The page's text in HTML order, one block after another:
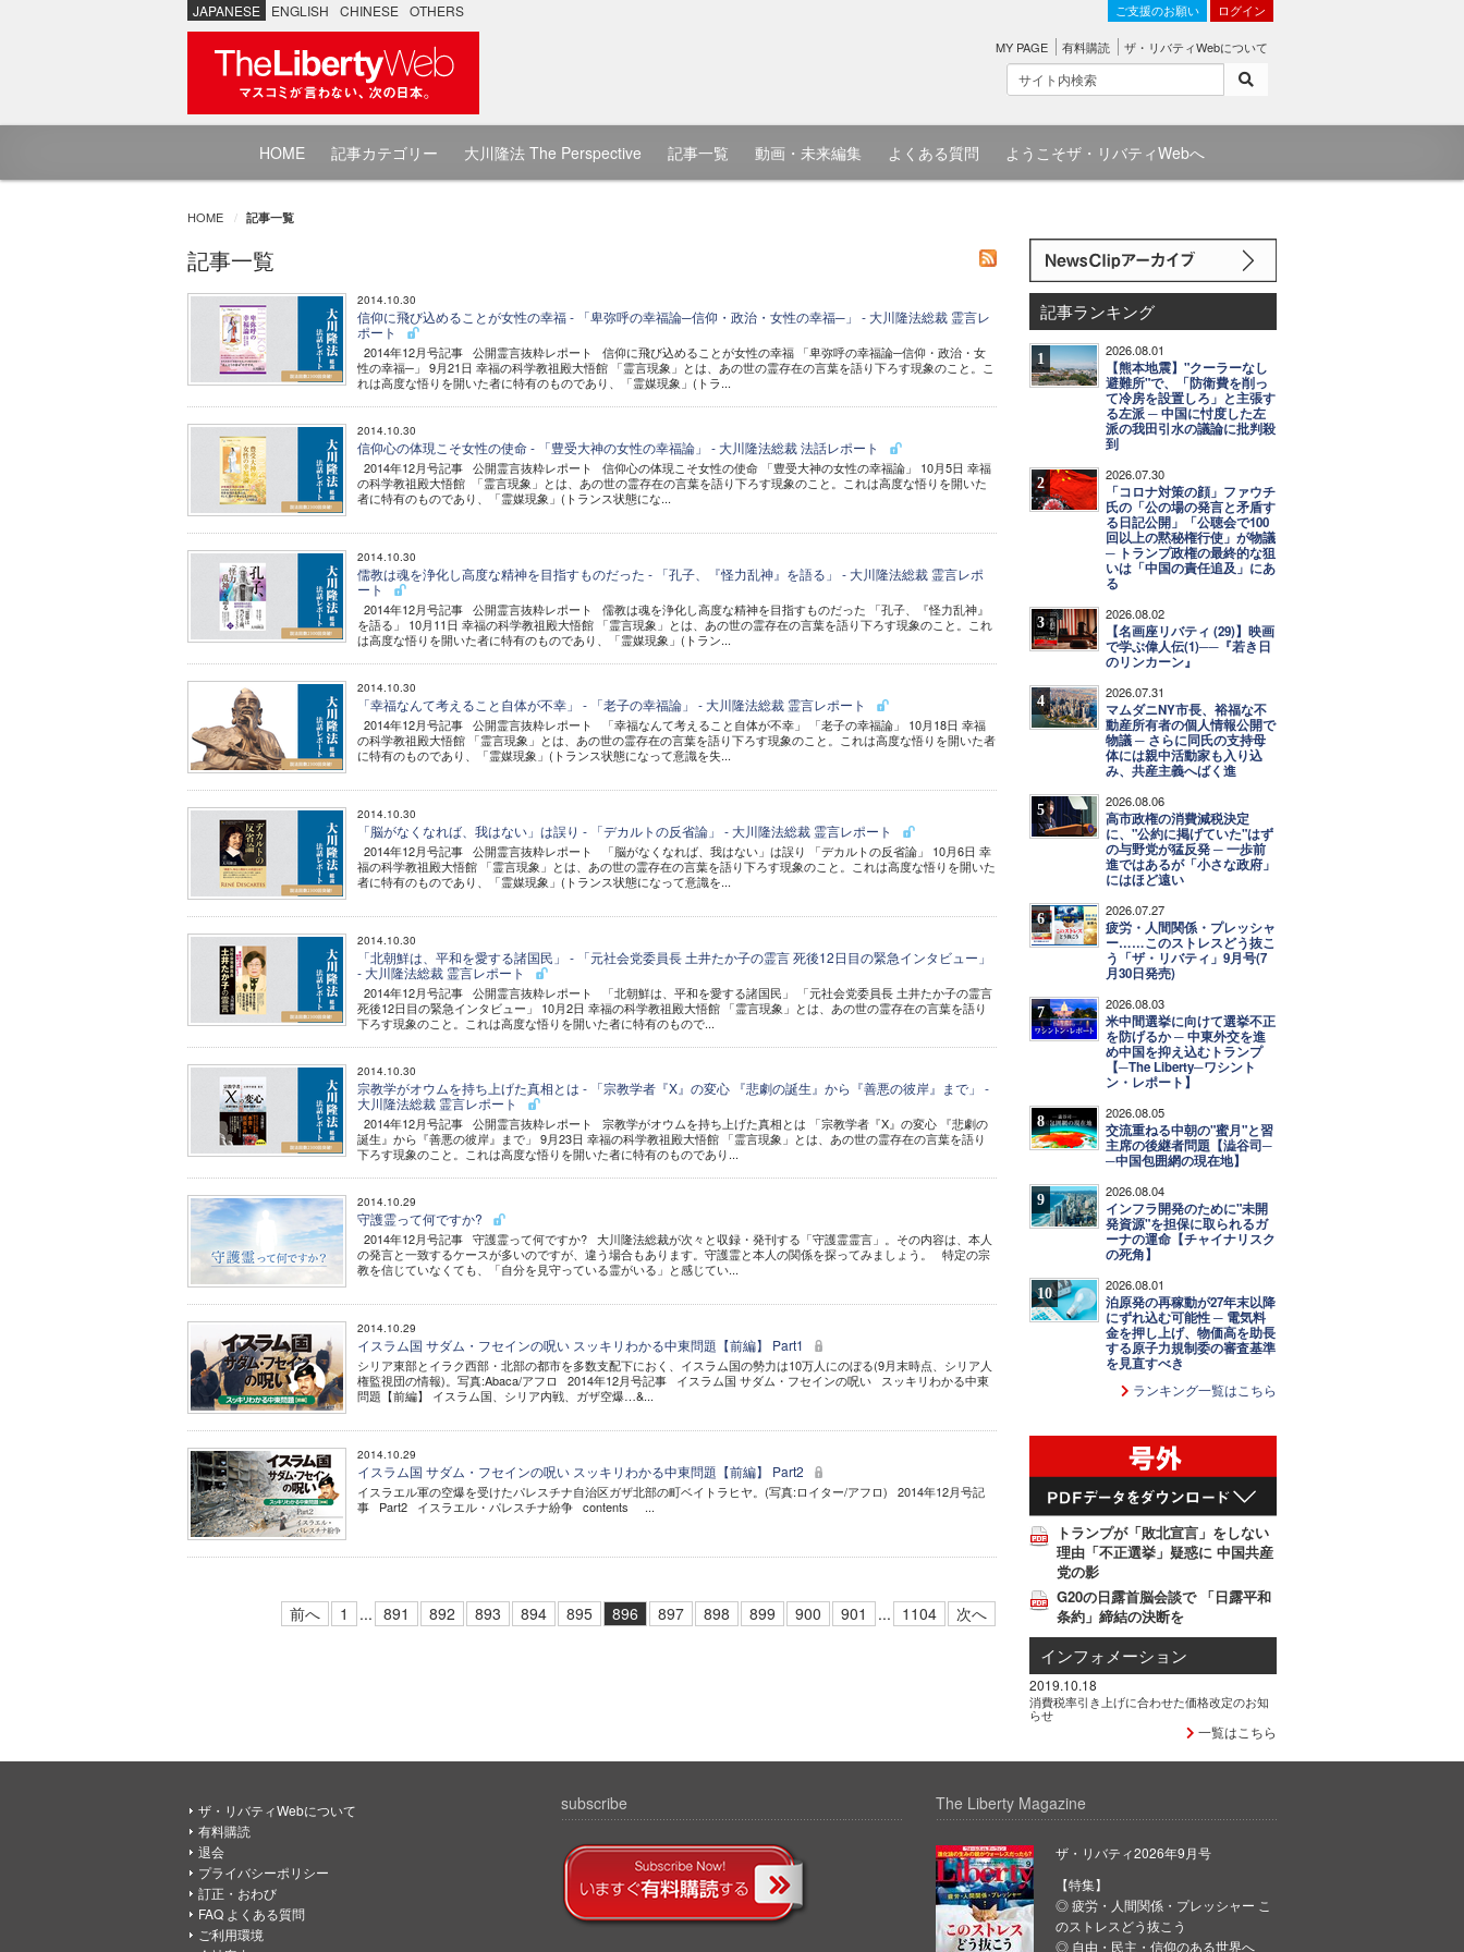
JAPANESE ENGLISH CHINESE OTHERS ご支援のお願い ログイン
MY PAGE 有料購読 ザ・リバティWebについて
HOME 記事カテゴリー 大川隆法 The Perspective 記事一覧 動画・未来編集 よくある質問 ようこそザ・リバティWebへ
HOME 記事一覧
記事一覧
2014.10.30
信仰に飛び込めることが女性の幸福 - 「卑弥呼の幸福論─信仰・政治・女性の幸福─」 - 大川隆法総裁 霊言レ
ポート
2014年12月号記事 公開霊言抜粋レポート 信仰に飛び込めることが女性の幸福 「卑弥呼の幸福論─信仰・政治・女
性の幸福─」 9月21日 幸福の科学教祖殿大悟館 「霊言現象」とは、あの世の霊存在の言葉を語り下ろす現象のこと。こ
れは高度な悟りを開いた者に特有のものであり、「霊媒現象」(トラ...
2014.10.30
信仰心の体現こそ女性の使命 - 「豊受大神の女性の幸福論」 - 大川隆法総裁 法話レポート
2014年12月号記事 公開霊言抜粋レポート 信仰心の体現こそ女性の使命 「豊受大神の女性の幸福論」 10月5日 幸福
の科学教祖殿大悟館 「霊言現象」とは、あの世の霊存在の言葉を語り下ろす現象のこと。これは高度な悟りを開いた
者に特有のものであり、「霊媒現象」(トランス状態にな...
2014.10.30
儒教は魂を浄化し高度な精神を目指すものだった - 「孔子、『怪力乱神』を語る」 - 大川隆法総裁 霊言レポ
ート
2014年12月号記事 公開霊言抜粋レポート 儒教は魂を浄化し高度な精神を目指すものだった 「孔子、『怪力乱神』
を語る」 10月11日 幸福の科学教祖殿大悟館 「霊言現象」とは、あの世の霊存在の言葉を語り下ろす現象のこと。これ
は高度な悟りを開いた者に特有のものであり、「霊媒現象」(トラン...
2014.10.30
「幸福なんて考えること自体が不幸」 - 「老子の幸福論」 - 大川隆法総裁 霊言レポート
2014年12月号記事 公開霊言抜粋レポート 「幸福なんて考えること自体が不幸」 「老子の幸福論」 10月18日 幸福
の科学教祖殿大悟館 「霊言現象」とは、あの世の霊存在の言葉を語り下ろす現象のこと。これは高度な悟りを開いた者
に特有のものであり、「霊媒現象」(トランス状態になって意識を失...
2014.10.30
「脳がなくなれば、我はない」は誤り - 「デカルトの反省論」 - 大川隆法総裁 霊言レポート
2014年12月号記事 公開霊言抜粋レポート 「脳がなくなれば、我はない」は誤り 「デカルトの反省論」 10月6日 幸
福の科学教祖殿大悟館 「霊言現象」とは、あの世の霊存在の言葉を語り下ろす現象のこと。これは高度な悟りを開いた
者に特有のものであり、「霊媒現象」(トランス状態になって意識を...
2014.10.30
「北朝鮮は、平和を愛する諸国民」 - 「元社会党委員長 土井たか子の霊言 死後12日目の緊急インタビュー」
- 大川隆法総裁 霊言レポート
2014年12月号記事 公開霊言抜粋レポート 「北朝鮮は、平和を愛する諸国民」 「元社会党委員長 土井たか子の霊言
死後12日目の緊急インタビュー」 10月2日 幸福の科学教祖殿大悟館 「霊言現象」とは、あの世の霊存在の言葉を語り
下ろす現象のこと。これは高度な悟りを開いた者に特有のもので...
2014.10.30
宗教学がオウムを持ち上げた真相とは - 「宗教学者『X』の変心 『悲劇の誕生』から『善悪の彼岸』まで」 -
大川隆法総裁 霊言レポート
2014年12月号記事 公開霊言抜粋レポート 宗教学がオウムを持ち上げた真相とは 「宗教学者『X』の変心 『悲劇の
誕生』から『善悪の彼岸』まで」 9月23日 幸福の科学教祖殿大悟館 「霊言現象」とは、あの世の霊存在の言葉を語り
下ろす現象のこと。これは高度な悟りを開いた者に特有のものであり...
2014.10.29
守護霊って何ですか?
2014年12月号記事 守護霊って何ですか? 大川隆法総裁が次々と収録・発刊する「守護霊霊言」。その内容は、本人
の発言と一致するケースが多いのですが、違う場合もあります。守護霊と本人の関係を探ってみましょう。 特定の宗
教を信じていなくても、「自分を見守っている霊がいる」と感じてい...
2014.10.29
イスラム国 サダム・フセインの呪い スッキリわかる中東問題【前編】 Part1
シリア東部とイラク西部・北部の都市を多数支配下におく、イスラム国の勢力は10万人にのぼる(9月末時点、シリア人
権監視団の情報)。写真:Abaca/アフロ 2014年12月号記事 イスラム国 サダム・フセインの呪い スッキリわかる中東
問題【前編】 イスラム国、シリア内戦、ガザ空爆…&...
2014.10.29
イスラム国 サダム・フセインの呪い スッキリわかる中東問題【前編】 Part2
イスラエル軍の空爆を受けたパレスチナ自治区ガザ北部の町ベイトラヒヤ。(写真:ロイター/アフロ) 2014年12月号記
事 Part2 イスラエル・パレスチナ紛争 contents ...
前へ 1 ... 891 892 893 894 895 896 897 898 899 900 901 ... 1104 次へ
記事ランキング
1 2026.08.01
【熊本地震】"クーラーなし
避難所"で、「防衛費を削っ
て冷房を設置しろ」と主張す
る左派 ─ 中国に忖度した左
派の我田引水の議論に批判殺
到
2 2026.07.30
「コロナ対策の顔」ファウチ
氏の「公の場の発言と矛盾す
る日記公開」「公聴会で100
回以上の黙秘権行使」が物議
─ トランプ政権の最終的な狙
いは「中国の責任追及」にあ
る
3 2026.08.02
【名画座リバティ (29)】映画
で学ぶ偉人伝(1)──『若き日
のリンカーン』
4 2026.07.31
マムダニNY市長、裕福な不
動産所有者の個人情報公開で
物議 ─ さらに同氏の支持母
体には親中活動家も入り込
み、共産主義へばく進
5 2026.08.06
高市政権の消費減税決定
に、"公約に掲げていた"はず
の与野党が猛反発 ─ 一歩前
進ではあるが「小さな政府」
にはほど遠い
6 2026.07.27
疲労・人間関係・プレッシャ
ー……このストレスどう抜こ
う「ザ・リバティ」9月号(7
月30日発売)
7 2026.08.03
米中間選挙に向けて選挙不正
を防げるか ─ 中東外交を進
め中国を抑え込むトランプ
【─The Liberty─ワシント
ン・レポート】
8 2026.08.05
交流重ねる中朝の"蜜月"と習
主席の後継者問題【澁谷司─
─中国包囲網の現在地】
9 2026.08.04
インフラ開発のために"未開
発資源"を担保に取られるガ
ーナの運命【チャイナリスク
の死角】
10 2026.08.01
泊原発の再稼動が27年末以降
にずれ込む可能性 ─ 電気料
金を押し上げ、物価高を助長
する原子力規制委の審査基準
を見直すべき
ランキング一覧はこちら
トランプが「敗北宣言」をしない
理由「不正選挙」疑惑に 中国共産
党の影
G20の日露首脳会談で 「日露平和
条約」締結の決断を
インフォメーション
2019.10.18
消費税率引き上げに合わせた価格改定のお知
らせ
一覧はこちら
ザ・リバティWebについて
有料購読
退会
プライバシーポリシー
訂正・おわび
FAQ よくある質問
ご利用環境
subscribe The Liberty Magazine
ザ・リバティ2026年9月号
【特集】
◎ 疲労・人間関係・プレッシャー こ
のストレスどう抜こう
◎ 自由・民主・信仰のある世界へ